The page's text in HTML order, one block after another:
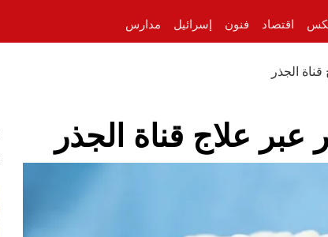
اقتصاد فنون إسرائيل مدارس
الجذر
علاج قناة الجذر